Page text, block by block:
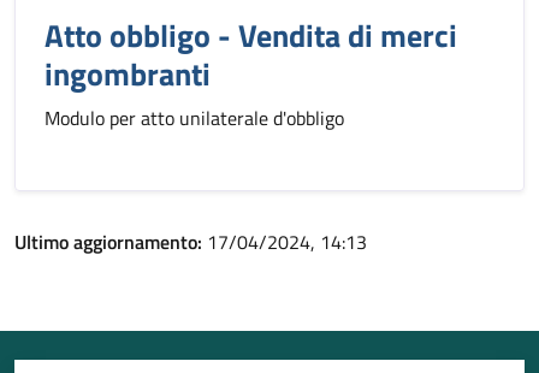
Atto obbligo - Vendita di merci
ingombranti
Modulo per atto unilaterale d'obbligo
Ultimo aggiornamento: 17/04/2024, 14:13